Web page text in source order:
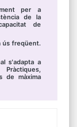
per a
de la
de
ús freqüent.
s'adapta a
de màxima